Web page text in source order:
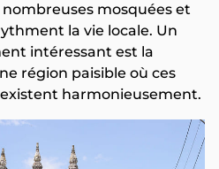
mosquées et
la vie locale. Un
intéressant est la
région paisible où ces
harmonieusement.